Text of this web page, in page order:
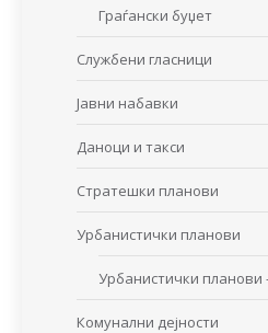
Граѓански буџет
Службени гласници
Јавни набавки
Даноци и такси
Стратешки планови
Урбанистички планови
Урбанистички планови
Комунални дејности